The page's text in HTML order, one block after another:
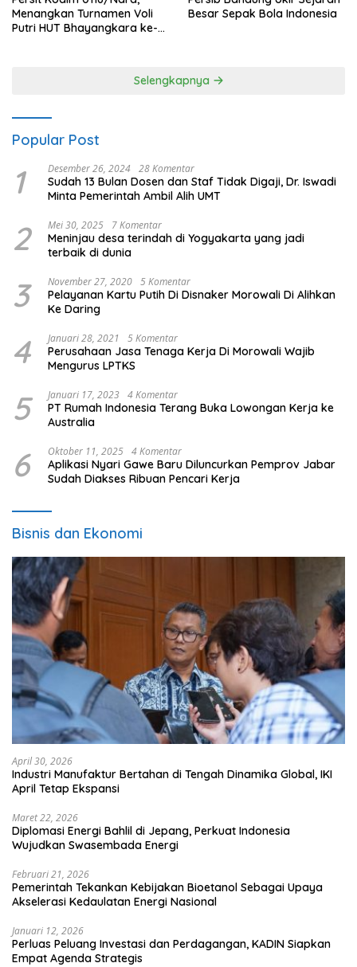
Menangkan Turnamen Voli
Putri HUT Bhayangkara ke-
Besar Sepak Bola Indonesia
Selengkapnya
Popular Post
1 Desember 26, 2024 28 Komentar
Sudah 13 Bulan Dosen dan Staf Tidak Digaji, Dr. Iswadi
Minta Pemerintah Ambil Alih UMT
2 Mei 30, 2025 7 Komentar
Meninjau desa terindah di Yogyakarta yang jadi
terbaik di dunia
3 November 27, 2020 5 Komentar
Pelayanan Kartu Putih Di Disnaker Morowali Di Alihkan
Ke Daring
4 Januari 28, 2021 5 Komentar
Perusahaan Jasa Tenaga Kerja Di Morowali Wajib
Mengurus LPTKS
5 Januari 17, 2023 4 Komentar
PT Rumah Indonesia Terang Buka Lowongan Kerja ke
Australia
6 Oktober 11, 2025 4 Komentar
Aplikasi Nyari Gawe Baru Diluncurkan Pemprov Jabar
Sudah Diakses Ribuan Pencari Kerja
Bisnis dan Ekonomi
April 30, 2026
Industri Manufaktur Bertahan di Tengah Dinamika Global, IKI
April Tetap Ekspansi
Maret 22, 2026
Diplomasi Energi Bahlil di Jepang, Perkuat Indonesia
Wujudkan Swasembada Energi
Februari 21, 2026
Pemerintah Tekankan Kebijakan Bioetanol Sebagai Upaya
Akselerasi Kedaulatan Energi Nasional
Januari 12, 2026
Perluas Peluang Investasi dan Perdagangan, KADIN Siapkan
Empat Agenda Strategis